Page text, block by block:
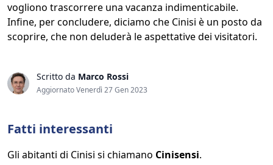
vogliono trascorrere una vacanza indimenticabile.
Infine, per concludere, diciamo che Cinisi è un posto da
scoprire, che non deluderà le aspettative dei visitatori.
Scritto da Marco Rossi
Aggiornato Venerdì 27 Gen 2023
Fatti interessanti
Gli abitanti di Cinisi si chiamano Cinisensi.